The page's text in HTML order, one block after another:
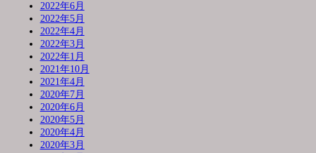
2022年6月
2022年5月
2022年4月
2022年3月
2022年1月
2021年10月
2021年4月
2020年7月
2020年6月
2020年5月
2020年4月
2020年3月